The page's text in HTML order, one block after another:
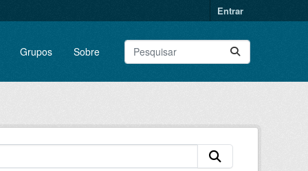
Entrar
Grupos Sobre